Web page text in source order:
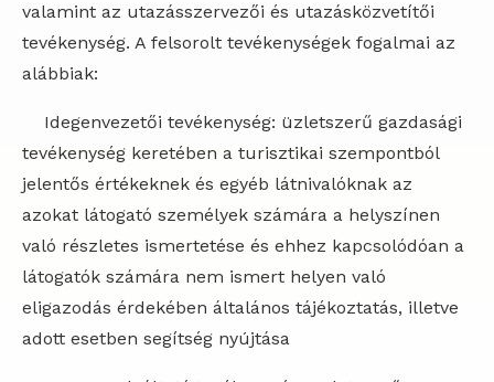
valamint az utazásszervezői és utazásközvetítői
tevékenység. A felsorolt tevékenységek fogalmai az
alábbiak:
Idegenvezetői tevékenység: üzletszerű gazdasági
tevékenység keretében a turisztikai szempontból
jelentős értékeknek és egyéb látnivalóknak az
azokat látogató személyek számára a helyszínen
való részletes ismertetése és ehhez kapcsolódóan a
látogatók számára nem ismert helyen való
eligazodás érdekében általános tájékoztatás, illetve
adott esetben segítség nyújtása